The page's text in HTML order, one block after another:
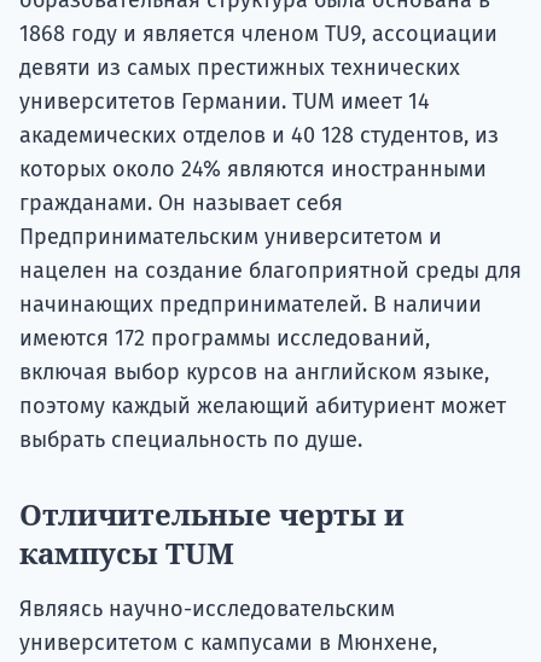
1868 году и является членом TU9, ассоциации
девяти из самых престижных технических
университетов Германии. TUM имеет 14
академических отделов и 40 128 студентов, из
которых около 24% являются иностранными
гражданами. Он называет себя
Предпринимательским университетом и
нацелен на создание благоприятной среды для
начинающих предпринимателей. В наличии
имеются 172 программы исследований,
включая выбор курсов на английском языке,
поэтому каждый желающий абитуриент может
выбрать специальность по душе.
Отличительные черты и
кампусы TUM
Являясь научно-исследовательским
университетом с кампусами в Мюнхене,